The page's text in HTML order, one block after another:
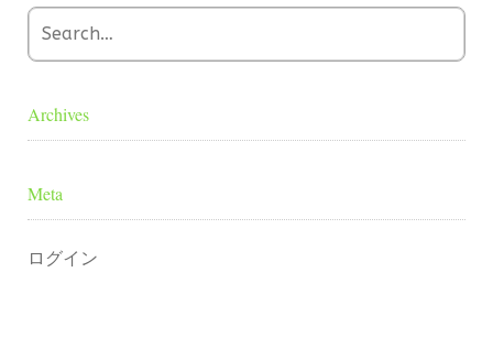
Archives
Meta
ログイン